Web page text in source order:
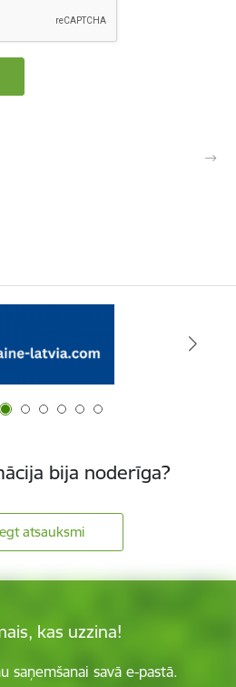
bija noderīga?
atsauksmi
kas uzzina!
saņemšanai savā e-pastā.